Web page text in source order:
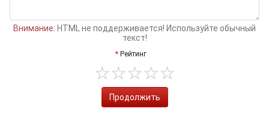
Внимание: HTML не поддерживается! Используйте обычный
текст!
Рейтинг
Продолжить